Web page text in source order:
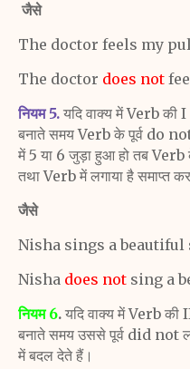
जैसे
The doctor feels my
The doctor does not
नियम 5. यदि वाक्य में Verb की
बनाते समय Verb के पूर्व do
में 5 या 6 जुड़ा हुआ हो तब
तथा Verb में लगाया है समाप्त
जैसे
Nisha sings a beautiful
Nisha does not sing a
नियम 6. यदि वाक्य में Verb की
बनाते समय उससे पूर्व did not
में बदल देते हैं।